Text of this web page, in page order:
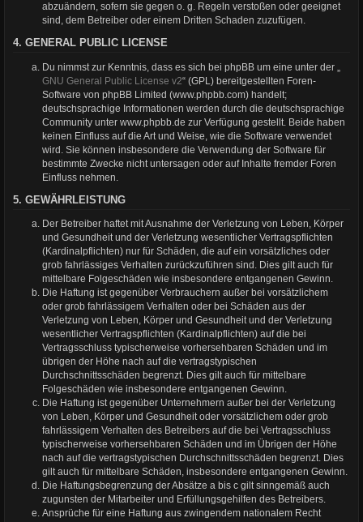
abzuändern, sofern sie gegen o. g. Regeln verstoßen oder geeignet
sind, dem Betreiber oder einem Dritten Schaden zuzufügen.
4. GENERAL PUBLIC LICENSE
Du nimmst zur Kenntnis, dass es sich bei phpBB um eine unter der „
GNU General Public License v2“ (GPL) bereitgestellten Foren-
Software von phpBB Limited (www.phpbb.com) handelt;
deutschsprachige Informationen werden durch die deutschsprachige
Community unter www.phpbb.de zur Verfügung gestellt. Beide haben
keinen Einfluss auf die Art und Weise, wie die Software verwendet
wird. Sie können insbesondere die Verwendung der Software für
bestimmte Zwecke nicht untersagen oder auf Inhalte fremder Foren
Einfluss nehmen.
5. GEWÄHRLEISTUNG
Der Betreiber haftet mit Ausnahme der Verletzung von Leben, Körper
und Gesundheit und der Verletzung wesentlicher Vertragspflichten
(Kardinalpflichten) nur für Schäden, die auf ein vorsätzliches oder
grob fahrlässiges Verhalten zurückzuführen sind. Dies gilt auch für
mittelbare Folgeschäden wie insbesondere entgangenen Gewinn.
Die Haftung ist gegenüber Verbrauchern außer bei vorsätzlichem
oder grob fahrlässigem Verhalten oder bei Schäden aus der
Verletzung von Leben, Körper und Gesundheit und der Verletzung
wesentlicher Vertragspflichten (Kardinalpflichten) auf die bei
Vertragsschluss typischerweise vorhersehbaren Schäden und im
übrigen der Höhe nach auf die vertragstypischen
Durchschnittsschäden begrenzt. Dies gilt auch für mittelbare
Folgeschäden wie insbesondere entgangenen Gewinn.
Die Haftung ist gegenüber Unternehmern außer bei der Verletzung
von Leben, Körper und Gesundheit oder vorsätzlichem oder grob
fahrlässigem Verhalten des Betreibers auf die bei Vertragsschluss
typischerweise vorhersehbaren Schäden und im Übrigen der Höhe
nach auf die vertragstypischen Durchschnittsschäden begrenzt. Dies
gilt auch für mittelbare Schäden, insbesondere entgangenen Gewinn.
Die Haftungsbegrenzung der Absätze a bis c gilt sinngemäß auch
zugunsten der Mitarbeiter und Erfüllungsgehilfen des Betreibers.
Ansprüche für eine Haftung aus zwingendem nationalem Recht